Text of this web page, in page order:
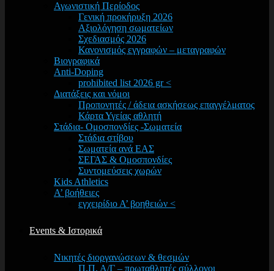
Αγωνιστική Περίοδος
Γενική προκήρυξη 2026
Αξιολόγηση σωματείων
Σχεδιασμός 2026
Κανονισμός εγγραφών – μεταγραφών
Βιογραφικά
Anti-Doping
prohibited list 2026 gr <
Διατάξεις και νόμοι
Προπονητές / άδεια ασκήσεως επαγγέλματος
Κάρτα Υγείας αθλητή
Στάδια- Ομοσπονδίες -Σωματεία
Στάδια στίβου
Σωματεία ανά ΕΑΣ
ΣΕΓΑΣ & Ομοσπονδίες
Συντομεύσεις χωρών
Kids Athletics
Α’ βοήθειες
εγχειρίδιο Α’ βοηθειών <
Events & Ιστορικά
Νικητές διοργανώσεων & θεσμών
Π.Π. Α/Γ – πρωταθλητές σύλλογοι